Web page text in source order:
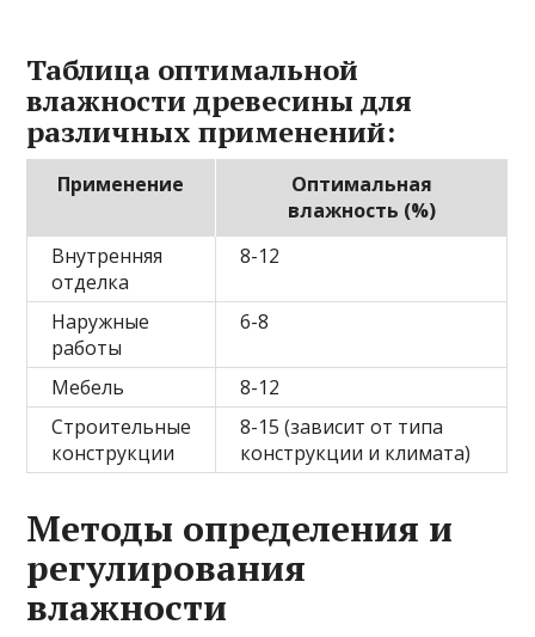
Таблица оптимальной
влажности древесины для
различных применений:
Применение
Оптимальная
влажность (%)
Внутренняя
отделка
8-12
Наружные
работы
6-8
Мебель
8-12
Строительные
конструкции
8-15 (зависит от типа
конструкции и климата)
Методы определения и
регулирования
влажности